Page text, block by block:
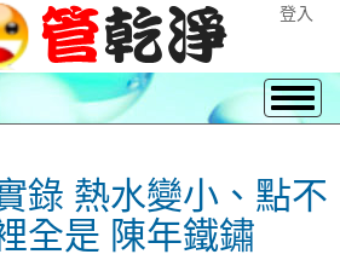
登入
錄 熱水變小、點不
全是 陳年鐵鏽